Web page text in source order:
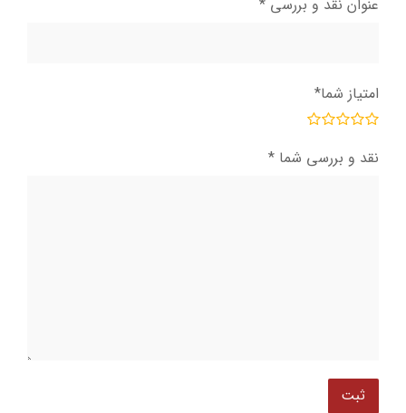
عنوان نقد و بررسی *
امتیاز شما*
نقد و بررسی شما *